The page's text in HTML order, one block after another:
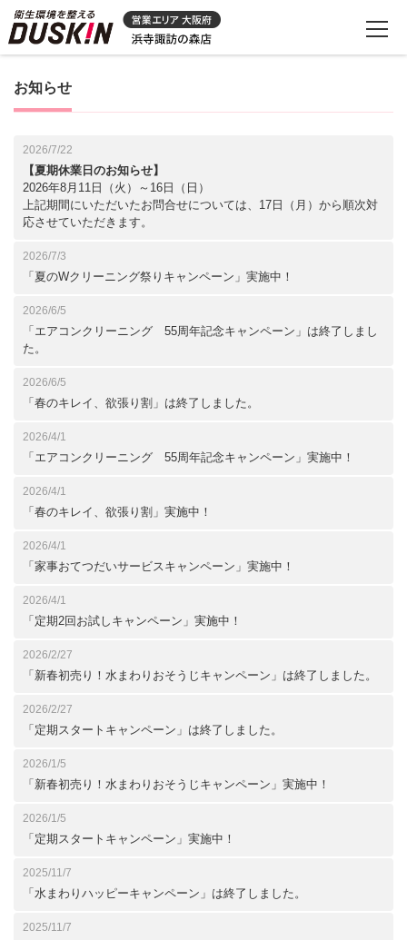
お知らせ
2026/7/22
【夏期休業日のお知らせ】
2026年8月11日（火）～16日（日）
上記期間にいただいたお問合せについては、17日（月）から順次対
応させていただきます。
2026/7/3
「夏のWクリーニング祭りキャンペーン」実施中！
2026/6/5
「エアコンクリーニング 55周年記念キャンペーン」は終了しまし
た。
2026/6/5
「春のキレイ、欲張り割」は終了しました。
2026/4/1
「エアコンクリーニング 55周年記念キャンペーン」実施中！
2026/4/1
「春のキレイ、欲張り割」実施中！
2026/4/1
「家事おてつだいサービスキャンペーン」実施中！
2026/4/1
「定期2回お試しキャンペーン」実施中！
2026/2/27
「新春初売り！水まわりおそうじキャンペーン」は終了しました。
2026/2/27
「定期スタートキャンペーン」は終了しました。
2026/1/5
「新春初売り！水まわりおそうじキャンペーン」実施中！
2026/1/5
「定期スタートキャンペーン」実施中！
2025/11/7
「水まわりハッピーキャンペーン」は終了しました。
2025/11/7